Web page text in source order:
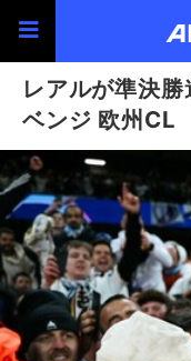
レアルが準決
ベンジ 欧州CL